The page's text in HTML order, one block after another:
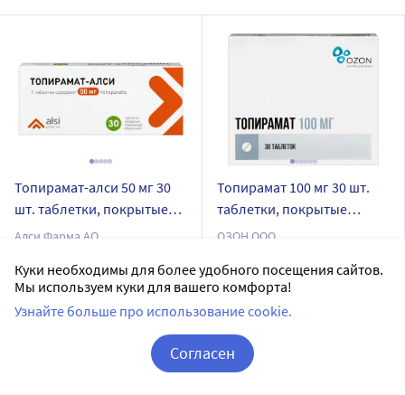
Топирамат-алси 50 мг 30
шт. таблетки, покрытые
пленочной оболочкой
Алси Фарма АО
таблетки, покрытые пленочной оболочкой
Дозировка 50 мг
30 шт в уп.
Доставим в аптеку
завтра
Топирамат 100 мг 30 шт.
таблетки, покрытые
пленочной оболочкой
ОЗОН ООО
таблетки, покрытые пленочной оболочкой
Дозировка 100 мг
30 шт в уп.
Доставим в аптеку
В наличии
Куки необходимы для более удобного посещения сайтов.
Мы используем куки для вашего комфорта!
Узнайте больше про использование cookie.
Согласен